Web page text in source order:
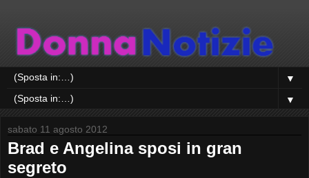
▼
▼
sabato 11 agosto 2012
Brad e Angelina sposi in gran
segreto